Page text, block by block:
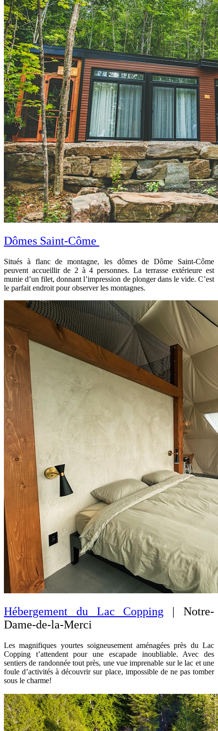
Dômes Saint-Côme
Situés à flanc de montagne, les dômes de Dôme Saint-Côme
peuvent accueillir de 2 à 4 personnes. La terrasse extérieure est
munie d’un filet, donnant l’impression de plonger dans le vide. C’est
le parfait endroit pour observer les montagnes.
Hébergement du Lac Copping | Notre-
Dame-de-la-Merci
Les magnifiques yourtes soigneusement aménagées près du Lac
Copping t’attendent pour une escapade inoubliable. Avec des
sentiers de randonnée tout près, une vue imprenable sur le lac et une
foule d’activités à découvrir sur place, impossible de ne pas tomber
sous le charme!